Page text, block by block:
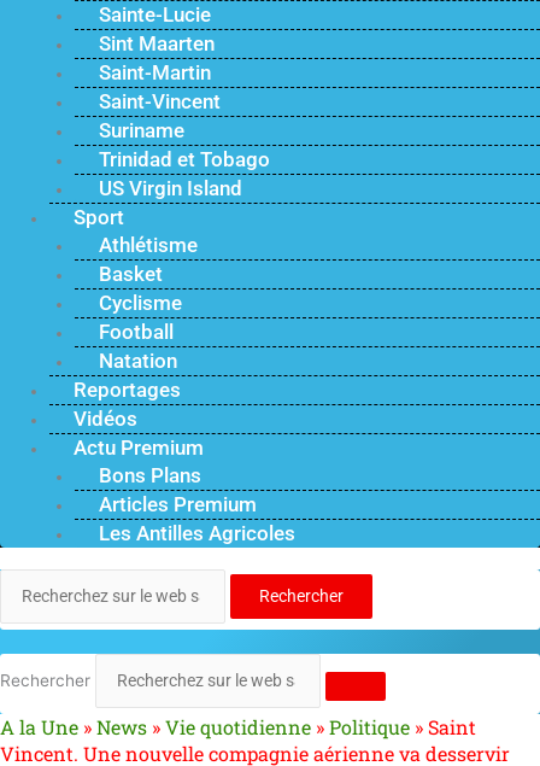
Sainte-Lucie
Sint Maarten
Saint-Martin
Saint-Vincent
Suriname
Trinidad et Tobago
US Virgin Island
Sport
Athlétisme
Basket
Cyclisme
Football
Natation
Reportages
Vidéos
Actu Premium
Bons Plans
Articles Premium
Les Antilles Agricoles
Rechercher
Rechercher
A la Une »News »Vie quotidienne »Politique »Saint
Vincent. Une nouvelle compagnie aérienne va desservir